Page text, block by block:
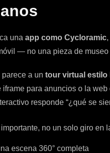
una app como Cycloramic
— no una pieza de museo
a un tour virtual estilo
para anuncios o la
responde “¿qué se
no un solo giro en
escena 360° completa